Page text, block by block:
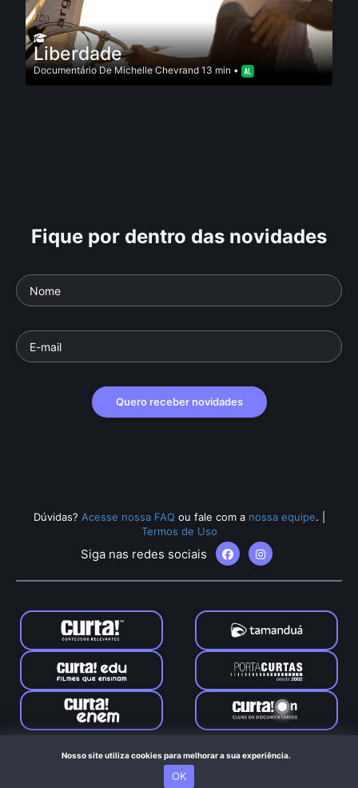
Liberdade
DocumentárioDeMichelle Chevrand 13 min •
Fique por dentro das novidades
Quero receber novidades
Dúvidas? Acesse nossa FAQ ou fale com a nossa equipe.
Termos de Uso
Siga nas redes sociais
Tamanduá © 2024. Todos os direitos reservados. Feito com
no Rio de Janeiro
Nosso site utiliza cookies para melhorar a sua experiência.
OK